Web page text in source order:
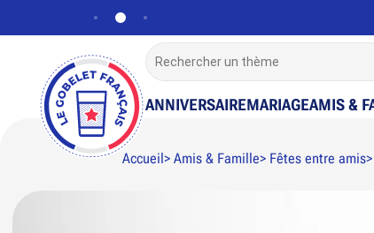
ANNIVERSAIREMARIAGEAMIS &
Accueil Amis & Famille Fêtes entre amis